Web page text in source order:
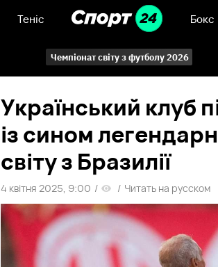
Теніс Бокс
Чемпіонат світу з футболу 2026
Український клуб
із сином
світу з Бразилії
4 квітня 2025, 9:00 / / Читать на русском